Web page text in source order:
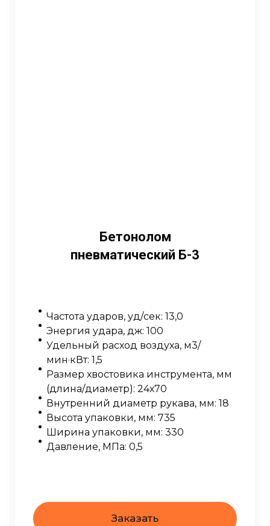
Бетонолом
пневматический Б-3
Частота ударов, уд/сек: 13,0
Энергия удара, дж: 100
Удельный расход воздуха, м3/
мин·кВт: 1,5
Размер хвостовика инструмента, мм
(длина/диаметр): 24х70
Внутренний диаметр рукава, мм: 18
Высота упаковки, мм: 735
Ширина упаковки, мм: 330
Давление, МПа: 0,5
Заказать